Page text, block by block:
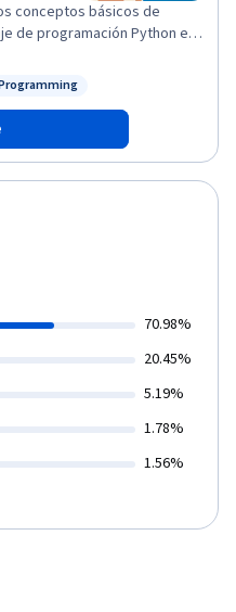
conceptos básicos de
de programación Python en
sencilla y compacta. Esto
conceptos aprendidos en
que te ayuden en
tomar cursos de
y utiliza sólo
con un manejo de
de dominar los
Van Rossum, el creador de
Programming
70.98%
20.45%
5.19%
1.78%
1.56%